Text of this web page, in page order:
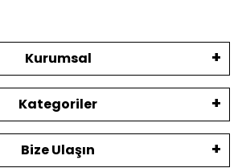
Kurumsal
Kategoriler
Bize Ulaşın